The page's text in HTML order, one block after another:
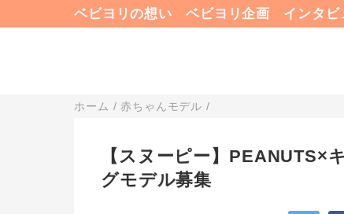
ベビヨリの想い ベビヨリ企画 インタビ
ホーム /赤ちゃんモデル /
【スヌーピー】PEANUTS×
グモデル募集